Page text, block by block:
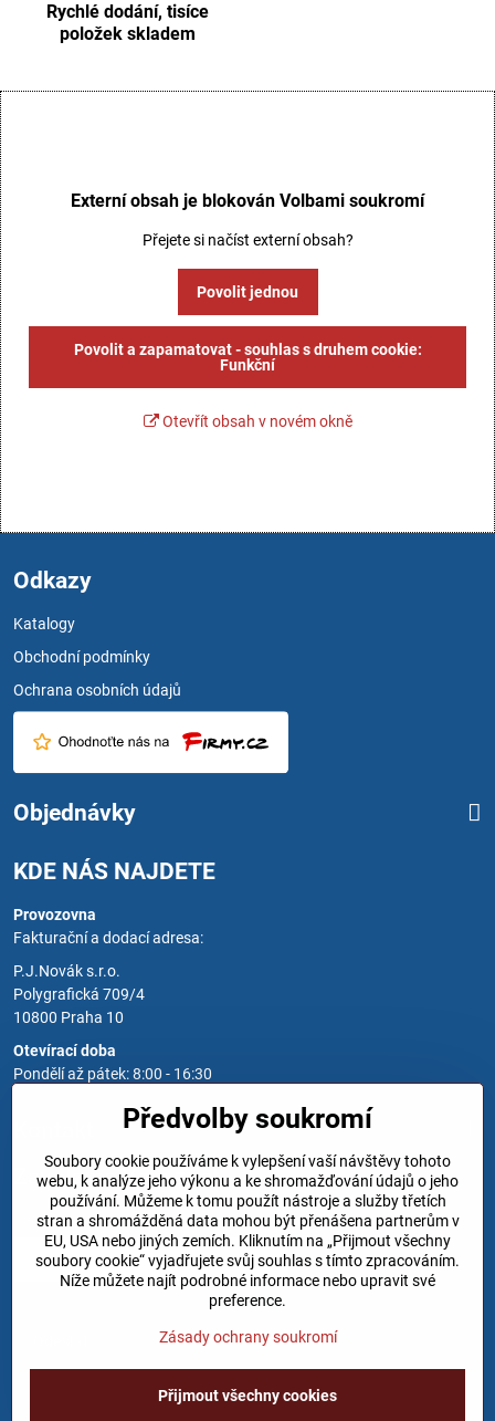
Rychlé dodání, tisíce
položek skladem
Externí obsah je blokován Volbami soukromí
Přejete si načíst externí obsah?
Povolit jednou
Povolit a zapamatovat - souhlas s druhem cookie:
Funkční
Otevřít obsah v novém okně
Odkazy
Katalogy
Obchodní podmínky
Ochrana osobních údajů
Objednávky
KDE NÁS NAJDETE
Provozovna
Fakturační a dodací adresa:
P.J.Novák s.r.o.
Polygrafická 709/4
10800 Praha 10
Otevírací doba
Pondělí až pátek: 8:00 - 16:30
Zavoláme Vám zpět
Váš telefon*
Předvolby soukromí
Soubory cookie používáme k vylepšení vaší návštěvy tohoto
webu, k analýze jeho výkonu a ke shromažďování údajů o jeho
používání. Můžeme k tomu použít nástroje a služby třetích
stran a shromážděná data mohou být přenášena partnerům v
EU, USA nebo jiných zemích. Kliknutím na „Přijmout všechny
soubory cookie“ vyjadřujete svůj souhlas s tímto zpracováním.
Níže můžete najít podrobné informace nebo upravit své
preference.
Zásady ochrany soukromí
Přijmout všechny cookies